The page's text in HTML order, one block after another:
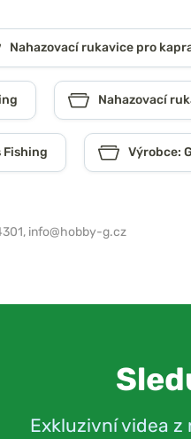
Nahazovací rukavice pro
Nahazovací
Fishing Výrobce:
info@hobby-g.cz
Exkluzivní videa